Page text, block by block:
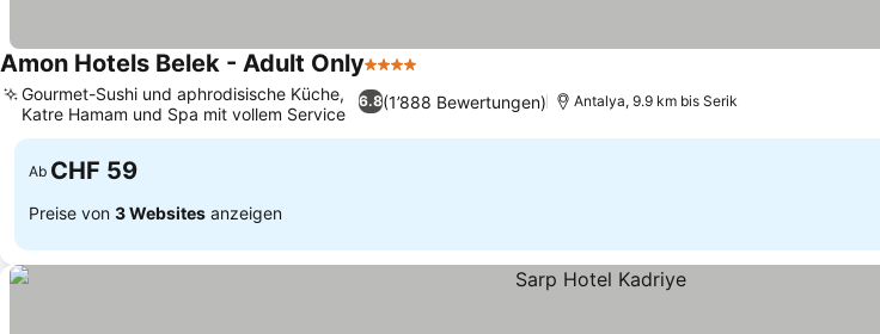
Amon Hotels Belek - Adult Only4 Sterne
6.8(1’888 Bewertungen)
Gourmet-Sushi und aphrodisische Küche,
Katre Hamam und Spa mit vollem Service
Antalya, 9.9 km bis Serik
Ab CHF 59
Preise von 3 Websites anzeigen